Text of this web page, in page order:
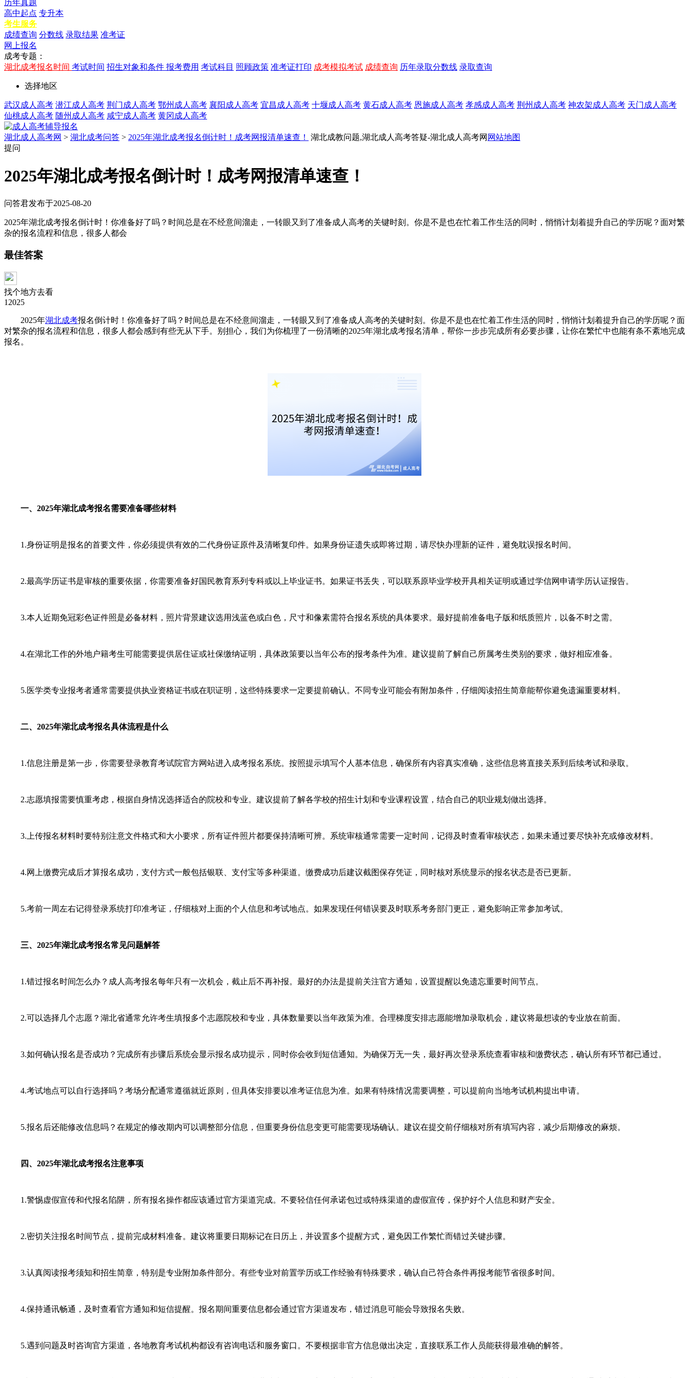
历年真题
高中起点 专升本
考生服务
成绩查询 分数线 录取结果 准考证
网上报名
成考专题：
湖北成考报名时间 考试时间 招生对象和条件 报考费用 考试科目 照顾政策 准考证打印 成考模拟考试 成绩查询 历年录取分数线 录取查询
选择地区
武汉成人高考 潜江成人高考 荆门成人高考 鄂州成人高考 襄阳成人高考 宜昌成人高考 十堰成人高考 黄石成人高考 恩施成人高考 孝感成人高考 荆州成人高考 神农架成人高考 天门成人高考
仙桃成人高考 随州成人高考 咸宁成人高考 黄冈成人高考
湖北成人高考网 > 湖北成考问答 > 2025年湖北成考报名倒计时！成考网报清单速查！ 湖北成教问题,湖北成人高考答疑-湖北成人高考网 网站地图
提问
2025年湖北成考报名倒计时！成考网报清单速查！
问答君发布于2025-08-20
2025年湖北成考报名倒计时！你准备好了吗？时间总是在不经意间溜走，一转眼又到了准备成人高考的关键时刻。你是不是也在忙着工作生活的同时，悄悄计划着提升自己的学历呢？面对繁
杂的报名流程和信息，很多人都会
最佳答案
找个地方去看
12025
2025年湖北成考报名倒计时！你准备好了吗？时间总是在不经意间溜走，一转眼又到了准备成人高考的关键时刻。你是不是也在忙着工作生活的同时，悄悄计划着提升自己的学历呢？面
对繁杂的报名流程和信息，很多人都会感到有些无从下手。别担心，我们为你梳理了一份清晰的2025年湖北成考报名清单，帮你一步步完成所有必要步骤，让你在繁忙中也能有条不紊地完成
报名。
一、2025年湖北成考报名需要准备哪些材料
1.身份证明是报名的首要文件，你必须提供有效的二代身份证原件及清晰复印件。如果身份证遗失或即将过期，请尽快办理新的证件，避免耽误报名时间。
2.最高学历证书是审核的重要依据，你需要准备好国民教育系列专科或以上毕业证书。如果证书丢失，可以联系原毕业学校开具相关证明或通过学信网申请学历认证报告。
3.本人近期免冠彩色证件照是必备材料，照片背景建议选用浅蓝色或白色，尺寸和像素需符合报名系统的具体要求。最好提前准备电子版和纸质照片，以备不时之需。
4.在湖北工作的外地户籍考生可能需要提供居住证或社保缴纳证明，具体政策要以当年公布的报考条件为准。建议提前了解自己所属考生类别的要求，做好相应准备。
5.医学类专业报考者通常需要提供执业资格证书或在职证明，这些特殊要求一定要提前确认。不同专业可能会有附加条件，仔细阅读招生简章能帮你避免遗漏重要材料。
二、2025年湖北成考报名具体流程是什么
1.信息注册是第一步，你需要登录教育考试院官方网站进入成考报名系统。按照提示填写个人基本信息，确保所有内容真实准确，这些信息将直接关系到后续考试和录取。
2.志愿填报需要慎重考虑，根据自身情况选择适合的院校和专业。建议提前了解各学校的招生计划和专业课程设置，结合自己的职业规划做出选择。
3.上传报名材料时要特别注意文件格式和大小要求，所有证件照片都要保持清晰可辨。系统审核通常需要一定时间，记得及时查看审核状态，如果未通过要尽快补充或修改材料。
4.网上缴费完成后才算报名成功，支付方式一般包括银联、支付宝等多种渠道。缴费成功后建议截图保存凭证，同时核对系统显示的报名状态是否已更新。
5.考前一周左右记得登录系统打印准考证，仔细核对上面的个人信息和考试地点。如果发现任何错误要及时联系考务部门更正，避免影响正常参加考试。
三、2025年湖北成考报名常见问题解答
1.错过报名时间怎么办？成人高考报名每年只有一次机会，截止后不再补报。最好的办法是提前关注官方通知，设置提醒以免遗忘重要时间节点。
2.可以选择几个志愿？湖北省通常允许考生填报多个志愿院校和专业，具体数量要以当年政策为准。合理梯度安排志愿能增加录取机会，建议将最想读的专业放在前面。
3.如何确认报名是否成功？完成所有步骤后系统会显示报名成功提示，同时你会收到短信通知。为确保万无一失，最好再次登录系统查看审核和缴费状态，确认所有环节都已通过。
4.考试地点可以自行选择吗？考场分配通常遵循就近原则，但具体安排要以准考证信息为准。如果有特殊情况需要调整，可以提前向当地考试机构提出申请。
5.报名后还能修改信息吗？在规定的修改期内可以调整部分信息，但重要身份信息变更可能需要现场确认。建议在提交前仔细核对所有填写内容，减少后期修改的麻烦。
四、2025年湖北成考报名注意事项
1.警惕虚假宣传和代报名陷阱，所有报名操作都应该通过官方渠道完成。不要轻信任何承诺包过或特殊渠道的虚假宣传，保护好个人信息和财产安全。
2.密切关注报名时间节点，提前完成材料准备。建议将重要日期标记在日历上，并设置多个提醒方式，避免因工作繁忙而错过关键步骤。
3.认真阅读报考须知和招生简章，特别是专业附加条件部分。有些专业对前置学历或工作经验有特殊要求，确认自己符合条件再报考能节省很多时间。
4.保持通讯畅通，及时查看官方通知和短信提醒。报名期间重要信息都会通过官方渠道发布，错过消息可能会导致报名失败。
5.遇到问题及时咨询官方渠道，各地教育考试机构都设有咨询电话和服务窗口。不要根据非官方信息做出决定，直接联系工作人员能获得最准确的解答。